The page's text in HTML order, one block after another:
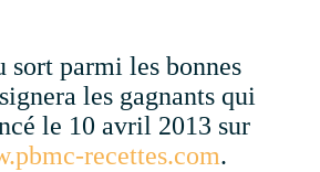
sort parmi les bonnes
les gagnants qui
le 10 avril 2013 sur
recettes.com.